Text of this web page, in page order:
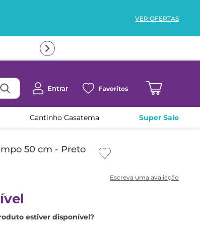
VER OFERTAS
Entrar Favoritos
Cantinho Casatema Super Sale
50 cm - Preto
estiver disponível?